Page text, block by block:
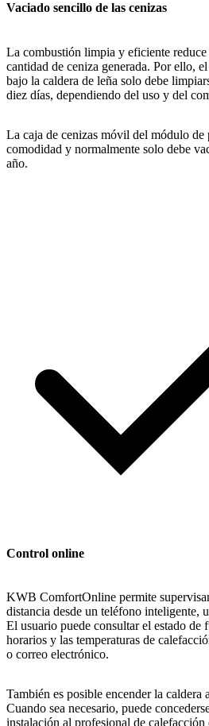
Vaciado sencillo de las cenizas
La combustión limpia y eficiente reduce
cantidad de ceniza generada. Por ello,
bajo la caldera de leña solo debe
diez días, dependiendo del uso y del
La caja de cenizas móvil del módulo de
comodidad y normalmente solo debe
año.
Control online
KWB ComfortOnline permite
distancia desde un teléfono inteligente,
El usuario puede consultar el estado de
horarios y las temperaturas de
o correo electrónico.
También es posible encender la caldera
Cuando sea necesario, puede
instalación al profesional de